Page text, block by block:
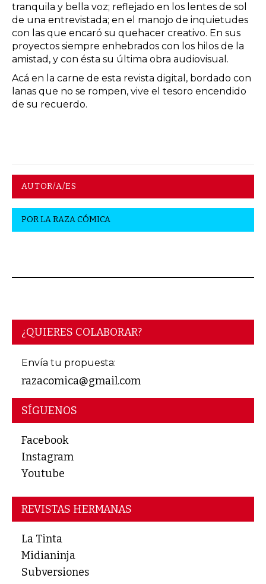
tranquila y bella voz; reflejado en los lentes de sol
de una entrevistada; en el manojo de inquietudes
con las que encaró su quehacer creativo. En sus
proyectos siempre enhebrados con los hilos de la
amistad, y con ésta su última obra audiovisual.
Acá en la carne de esta revista digital, bordado con
lanas que no se rompen, vive el tesoro encendido
de su recuerdo.
AUTOR/A/ES
PORLA RAZA CÓMICA
¿QUIERES COLABORAR?
Envía tu propuesta:
razacomica@gmail.com
SÍGUENOS
Facebook
Instagram
Youtube
REVISTAS HERMANAS
La Tinta
Midianinja
Subversiones